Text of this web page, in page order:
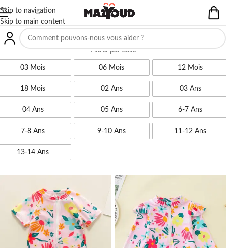
Skip to navigation
Skip to main content
Filtrer par taille
03 Mois 06 Mois 12 Mois
18 Mois 02 Ans 03 Ans
04 Ans 05 Ans 6-7 Ans
7-8 Ans 9-10 Ans 11-12 Ans
13-14 Ans